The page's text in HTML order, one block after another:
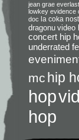
jean grae everlast
lowkey evidence
doc la coka
dragonu video
concert hip
underrated
mc hip
hop
hop